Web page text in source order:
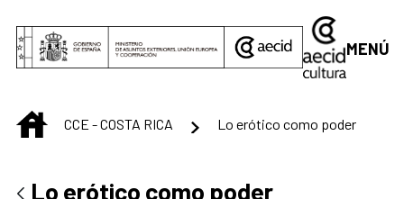
MENÚ
INICIO
CCE - COSTA RICA Lo erótico como poder
Lo erótico como poder